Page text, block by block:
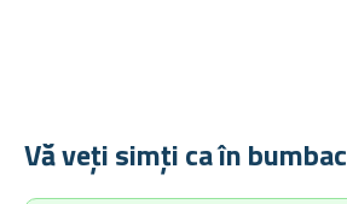
Vă veți simți ca în bumbac